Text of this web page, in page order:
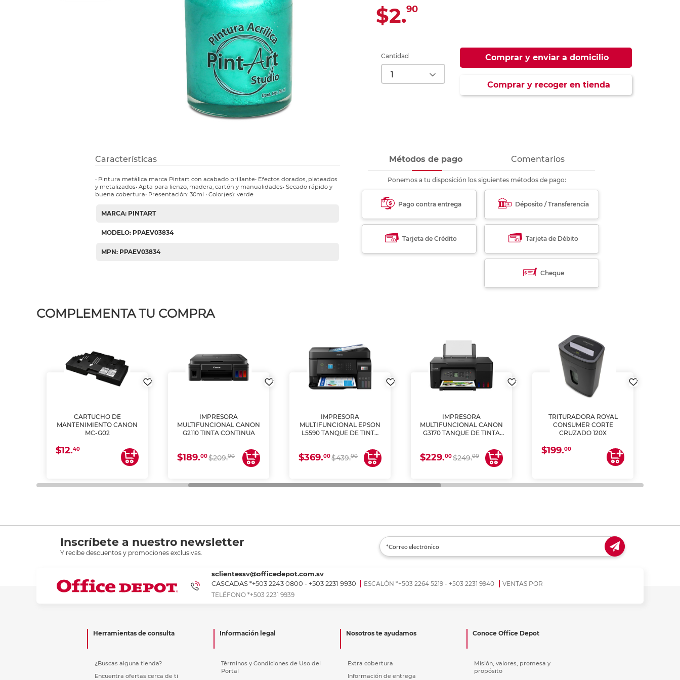
Ver más
Refuerzos para carpeta
Ver más
Ver más
$2.90
Cantidad Comprar y enviar a domicilio
Comprar y recoger en tienda
Características
• Pintura metálica marca Pintart con acabado brillante• Efectos dorados, plateados
y metalizados• Apta para lienzo, madera, cartón y manualidades• Secado rápido y
buena cobertura• Presentación: 30ml • Color(es): verde
MARCA: PINTART
MODELO: PPAEV03834
MPN: PPAEV03834
Métodos de pago Comentarios
Ponemos a tu disposición los siguientes métodos de pago:
Pago contra entrega Déposito / Transferencia
Tarjeta de Crédito Tarjeta de Débito
Cheque
COMPLEMENTA TU COMPRA
CARTUCHO DE
MANTENIMIENTO CANON
MC-G02
$12.40
IMPRESORA
MULTIFUNCIONAL CANON
G2110 TINTA CONTINUA
$189.00$209.00
IMPRESORA
MULTIFUNCIONAL EPSON
L5590 TANQUE DE TINTA
$369.00$439.00
IMPRESORA
MULTIFUNCIONAL CANON
G3170 TANQUE DE TINTA
$229.00$249.00
TRITURADORA ROYAL
CONSUMER CORTE
CRUZADO 120X
$199.00
Inscríbete a nuestro newsletter
Y recibe descuentos y promociones exclusivas.
sclientessv@officedepot.com.sv
CASCADAS *+503 2243 0800 - +503 2231 9930
ESCALÓN *+503 2264 5219 - +503 2231 9940
VENTAS POR
TELÉFONO *+503 2231 9939
Herramientas de consulta
¿Buscas alguna tienda?
Encuentra ofertas cerca de ti
Información legal
Términos y Condiciones de Uso del
Portal
Nosotros te ayudamos
Extra cobertura
Información de entrega
Conoce Office Depot
Misión, valores, promesa y
propósito